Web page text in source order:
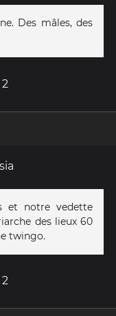
Des mâles, des
2
et notre vedette
des lieux 60
twingo.
2